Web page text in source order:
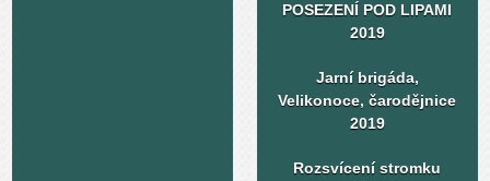
POSEZENÍ POD LIPAMI
2019
Jarní brigáda,
Velikonoce, čarodějnice
2019
Rozsvícení stromku